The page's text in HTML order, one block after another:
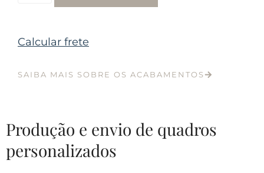
Calcular frete
SAIBA MAIS SOBRE OS ACABAMENTOS
Produção e envio de quadros
personalizados